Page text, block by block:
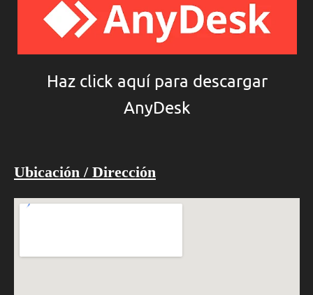
Haz click aquí para descargar
AnyDesk
Ubicación / Dirección